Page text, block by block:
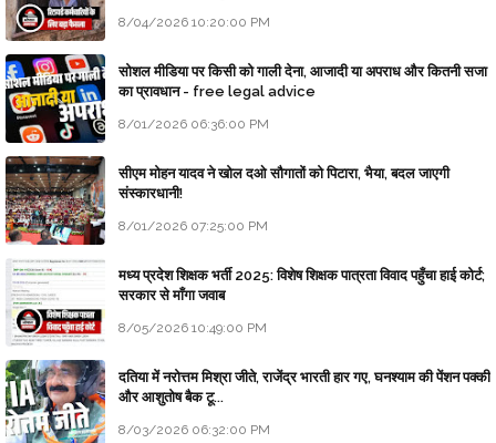
8/04/2026 10:20:00 PM
सोशल मीडिया पर किसी को गाली देना, आजादी या अपराध और कितनी सजा
का प्रावधान - free legal advice
8/01/2026 06:36:00 PM
सीएम मोहन यादव ने खोल दओ सौगातों को पिटारा, भैया, बदल जाएगी
संस्कारधानी!
8/01/2026 07:25:00 PM
मध्य प्रदेश शिक्षक भर्ती 2025: विशेष शिक्षक पात्रता विवाद पहुँचा हाई कोर्ट;
सरकार से माँगा जवाब
8/05/2026 10:49:00 PM
दतिया में नरोत्तम मिश्रा जीते, राजेंद्र भारती हार गए, घनश्याम की पेंशन पक्की
और आशुतोष बैक टू...
8/03/2026 06:32:00 PM